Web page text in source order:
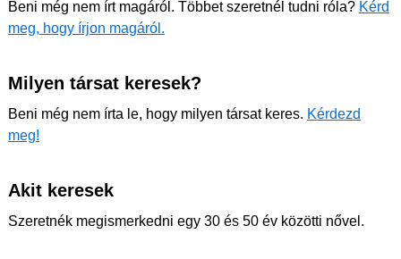
Beni még nem írt magáról. Többet szeretnél tudni róla? Kérd
meg, hogy írjon magáról.
Milyen társat keresek?
Beni még nem írta le, hogy milyen társat keres. Kérdezd
meg!
Akit keresek
Szeretnék megismerkedni egy 30 és 50 év közötti nővel.